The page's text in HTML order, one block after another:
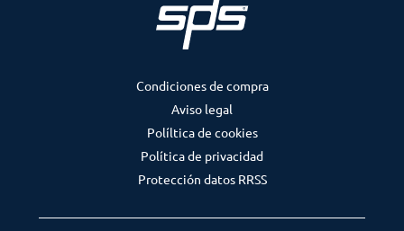
Condiciones de compra
Aviso legal
Políltica de cookies
Política de privacidad
Protección datos RRSS